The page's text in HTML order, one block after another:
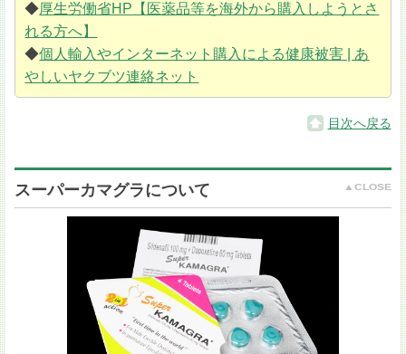
◆厚生労働省HP【医薬品等を海外から購入しようとさ
れる方へ】
◆個人輸入やインターネット購入による健康被害 | あ
やしいヤクブツ連絡ネット
目次へ戻る
スーパーカマグラについて